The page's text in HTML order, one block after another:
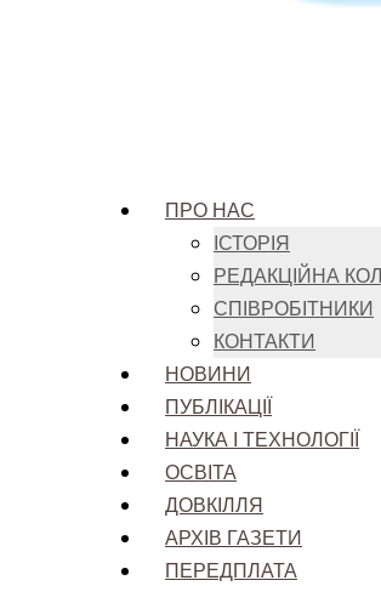
ПРО НАС
ІСТОРІЯ
РЕДАКЦІЙНА
СПІВРОБІТНИКИ
КОНТАКТИ
НОВИНИ
ПУБЛІКАЦІЇ
НАУКА І ТЕХНОЛОГІЇ
ОСВІТА
ДОВКІЛЛЯ
АРХІВ ГАЗЕТИ
ПЕРЕДПЛАТА